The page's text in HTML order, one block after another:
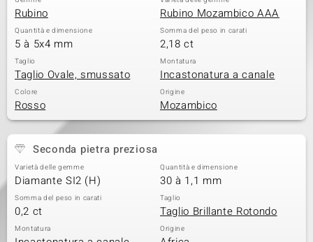
Rubino Rubino Mozambico AAA
Quantità e dimensione
5 à 5x4 mm
Somma del peso in carati
2,18 ct
Taglio
Taglio Ovale, smussato
Montatura
Incastonatura a canale
Colore
Rosso
Origine
Mozambico
Seconda pietra preziosa
Varietà delle gemme
Diamante SI2 (H)
Quantità e dimensione
30 à 1,1 mm
Somma del peso in carati
0,2 ct
Taglio
Taglio Brillante Rotondo
Montatura Origine